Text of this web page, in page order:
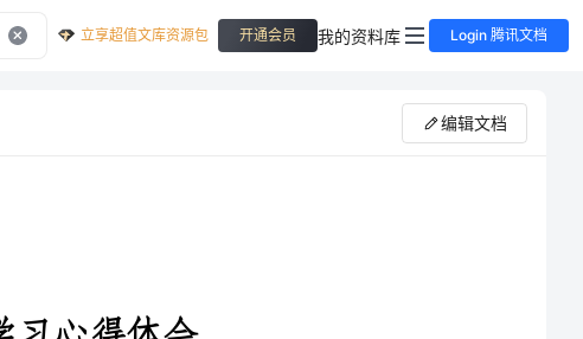
立享超值文库资源包 开通会员 我的资料库 Login 腾讯文档
编辑文档